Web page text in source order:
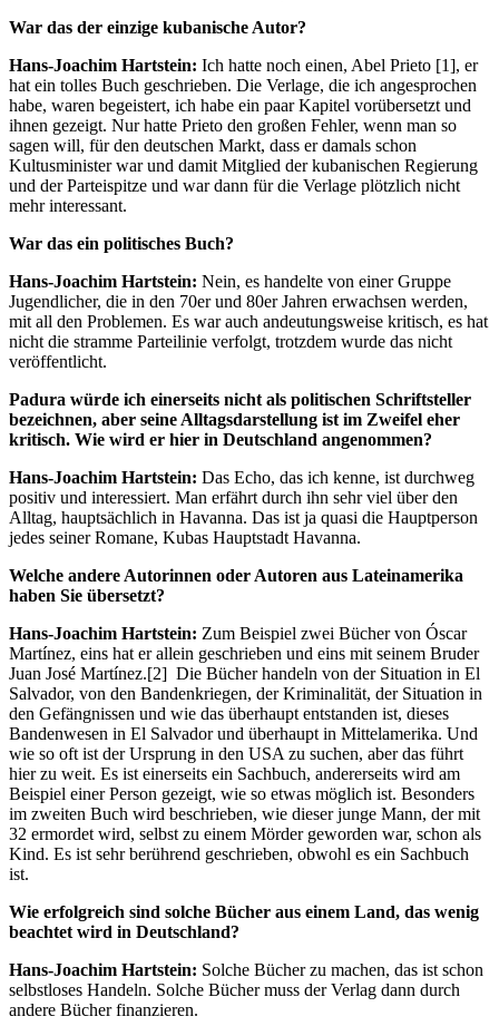
War das der einzige kubanische Autor?
Hans-Joachim Hartstein: Ich hatte noch einen, Abel Prieto [1], er
hat ein tolles Buch geschrieben. Die Verlage, die ich angesprochen
habe, waren begeistert, ich habe ein paar Kapitel vorübersetzt und
ihnen gezeigt. Nur hatte Prieto den großen Fehler, wenn man so
sagen will, für den deutschen Markt, dass er damals schon
Kultusminister war und damit Mitglied der kubanischen Regierung
und der Parteispitze und war dann für die Verlage plötzlich nicht
mehr interessant.
War das ein politisches Buch?
Hans-Joachim Hartstein: Nein, es handelte von einer Gruppe
Jugendlicher, die in den 70er und 80er Jahren erwachsen werden,
mit all den Problemen. Es war auch andeutungsweise kritisch, es hat
nicht die stramme Parteilinie verfolgt, trotzdem wurde das nicht
veröffentlicht.
Padura würde ich einerseits nicht als politischen Schriftsteller
bezeichnen, aber seine Alltagsdarstellung ist im Zweifel eher
kritisch. Wie wird er hier in Deutschland angenommen?
Hans-Joachim Hartstein: Das Echo, das ich kenne, ist durchweg
positiv und interessiert. Man erfährt durch ihn sehr viel über den
Alltag, hauptsächlich in Havanna. Das ist ja quasi die Hauptperson
jedes seiner Romane, Kubas Hauptstadt Havanna.
Welche andere Autorinnen oder Autoren aus Lateinamerika
haben Sie übersetzt?
Hans-Joachim Hartstein: Zum Beispiel zwei Bücher von Óscar
Martínez, eins hat er allein geschrieben und eins mit seinem Bruder
Juan José Martínez.[2] Die Bücher handeln von der Situation in El
Salvador, von den Bandenkriegen, der Kriminalität, der Situation in
den Gefängnissen und wie das überhaupt entstanden ist, dieses
Bandenwesen in El Salvador und überhaupt in Mittelamerika. Und
wie so oft ist der Ursprung in den USA zu suchen, aber das führt
hier zu weit. Es ist einerseits ein Sachbuch, andererseits wird am
Beispiel einer Person gezeigt, wie so etwas möglich ist. Besonders
im zweiten Buch wird beschrieben, wie dieser junge Mann, der mit
32 ermordet wird, selbst zu einem Mörder geworden war, schon als
Kind. Es ist sehr berührend geschrieben, obwohl es ein Sachbuch
ist.
Wie erfolgreich sind solche Bücher aus einem Land, das wenig
beachtet wird in Deutschland?
Hans-Joachim Hartstein: Solche Bücher zu machen, das ist schon
selbstloses Handeln. Solche Bücher muss der Verlag dann durch
andere Bücher finanzieren.